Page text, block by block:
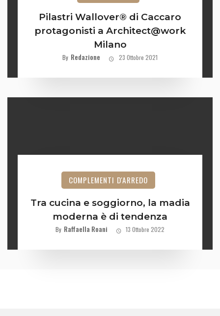
Pilastri Wallover® di Caccaro
protagonisti a Architect@work
Milano
By Redazione 23 Ottobre 2021
COMPLEMENTI D'ARREDO
Tra cucina e soggiorno, la madia
moderna è di tendenza
By Raffaella Roani 13 Ottobre 2022